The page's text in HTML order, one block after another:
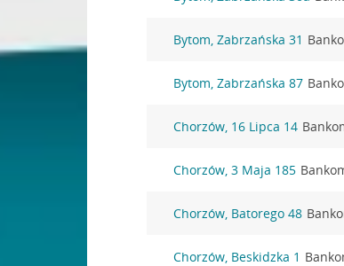
Bytom, Zabrzańska 31
Bytom, Zabrzańska 87
Chorzów, 16 Lipca 14
Chorzów, 3 Maja 185
Chorzów, Batorego 48
Chorzów, Beskidzka 1